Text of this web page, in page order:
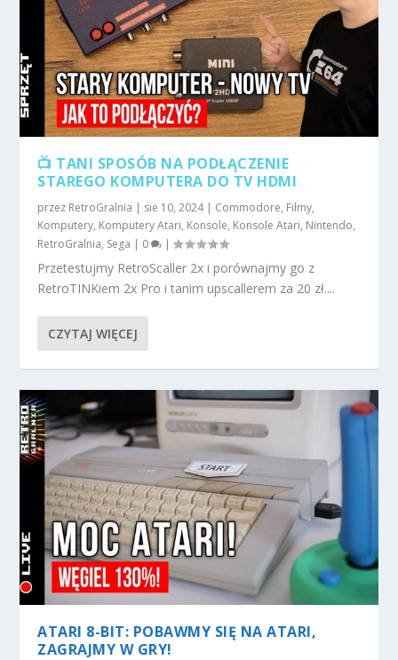
📺 TANI SPOSÓB NA PODŁĄCZENIE
STAREGO KOMPUTERA DO TV HDMI
przez RetroGralnia | sie 10, 2024| Commodore, Filmy,
Komputery, Komputery Atari, Konsole, Konsole Atari, Nintendo,
RetroGralnia, Sega | 0 |
Przetestujmy RetroScaller 2x i porównajmy go z
RetroTINKiem 2x Pro i tanim upscallerem za 20 zł....
CZYTAJ WIĘCEJ
ATARI 8-BIT: POBAWMY SIĘ NA ATARI,
ZAGRAJMY W GRY!